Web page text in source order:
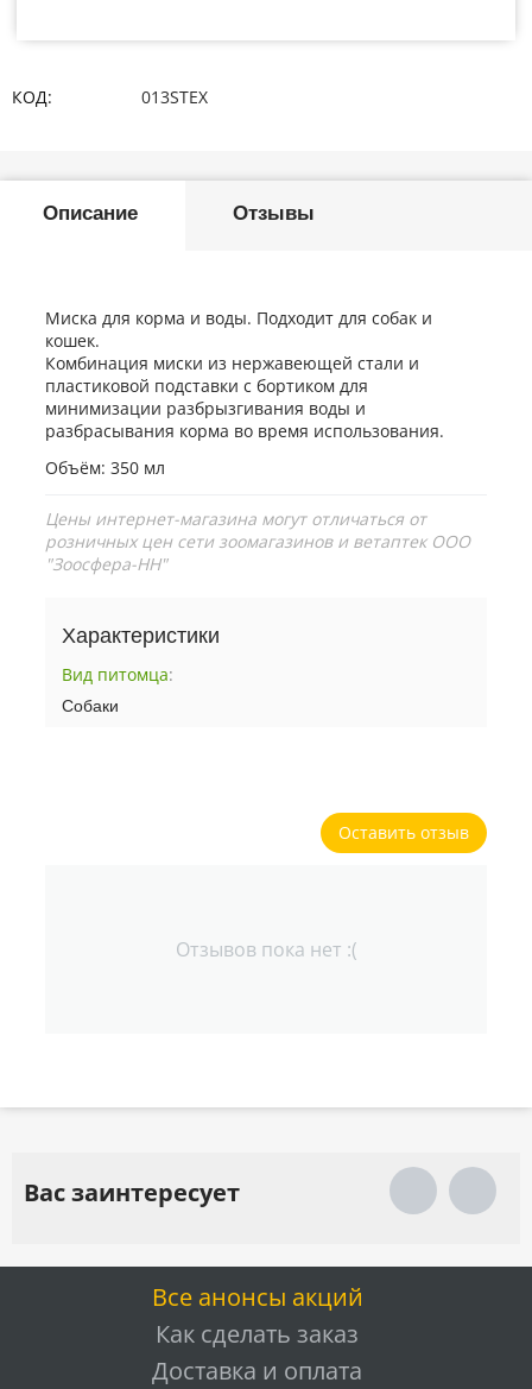
КОД: 013STEX
Описание Отзывы
Миска для корма и воды. Подходит для собак и
кошек.
Комбинация миски из нержавеющей стали и
пластиковой подставки с бортиком для
минимизации разбрызгивания воды и
разбрасывания корма во время использования.
Объём: 350 мл
Цены интернет-магазина могут отличаться от
розничных цен сети зоомагазинов и ветаптек ООО
"Зоосфера-НН"
Характеристики
Вид питомца:
Собаки
Оставить отзыв
Отзывов пока нет :(
Вас заинтересует
Все анонсы акций
Как сделать заказ
Доставка и оплата